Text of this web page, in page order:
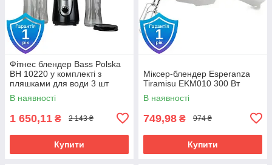
Фітнес блендер Bass Polska
BH 10220 у комплекті з
пляшками для води 3 шт
В наявності
1 650,11 ₴ 2 143 ₴
Купити
Міксер-блендер Esperanza
Tiramisu EKM010 300 Вт
В наявності
749,98 ₴ 974 ₴
Купити